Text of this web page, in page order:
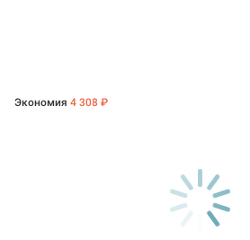
Экономия 4 308 ₽